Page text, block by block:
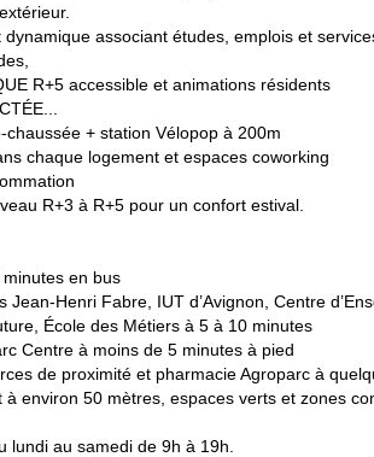
associant études, emplois et
R+5 accessible et animations résidents
+ station Vélopop à 200m
chaque logement et espaces coworking
R+3 à R+5 pour un confort estival.
en bus
Henri Fabre, IUT d’Avignon, Centre
École des Métiers à 5 à 10 minutes
Centre à moins de 5 minutes à pied
de proximité et pharmacie Agroparc à
environ 50 mètres, espaces verts et zones
lundi au samedi de 9h à 19h.